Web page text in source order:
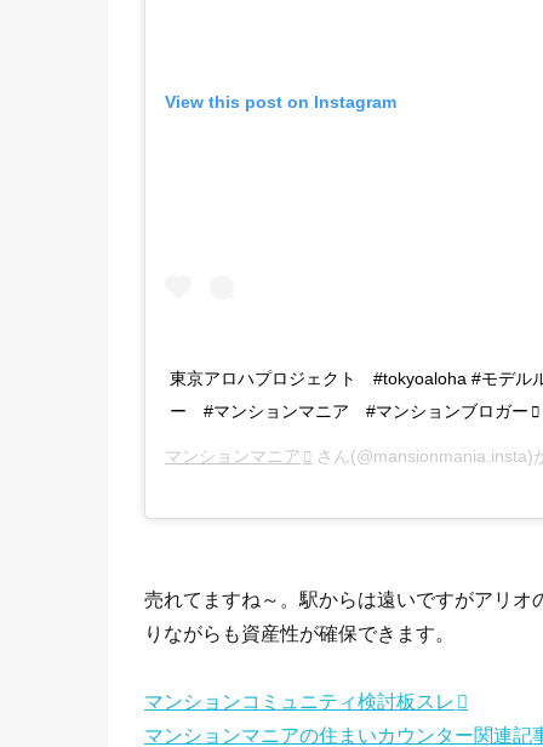
View this post on Instagram
東京アロハプロジェクト #tokyoaloha #モデル
ー #マンションマニア #マンションブロガー
マンションマニア さん(@mansionmania.insta)
売れてますね～。駅からは遠いですがアリ
りながらも資産性が確保できます。
マンションコミュニティ検討板スレ
マンションマニアの住まいカウンター関連記